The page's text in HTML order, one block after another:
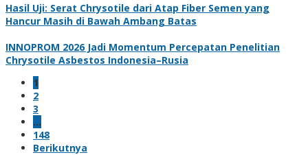
Hasil Uji: Serat Chrysotile dari Atap Fiber Semen yang
Hancur Masih di Bawah Ambang Batas
INNOPROM 2026 Jadi Momentum Percepatan Penelitian
Chrysotile Asbestos Indonesia–Rusia
1
2
3
…
148
Berikutnya